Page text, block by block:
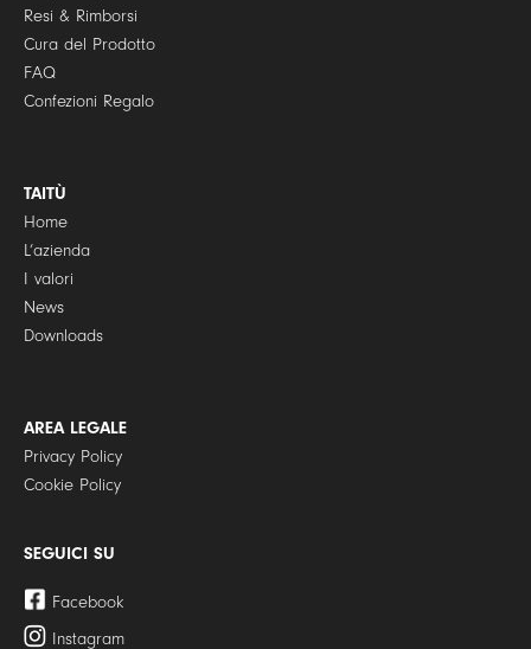
Resi & Rimborsi
Cura del Prodotto
FAQ
Confezioni Regalo
TAITÙ
Home
L’azienda
I valori
News
Downloads
AREA LEGALE
Privacy Policy
Cookie Policy
SEGUICI SU
Facebook
Instagram